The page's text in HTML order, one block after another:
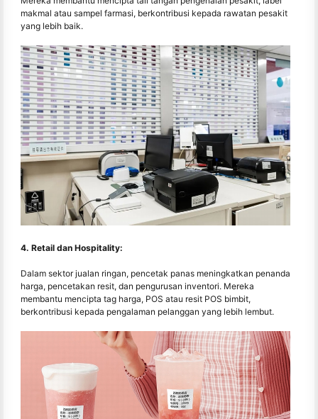
makmal atau sampel farmasi, berkontribusi kepada rawatan pesakit
yang lebih baik.
4. Retail dan Hospitality:
Dalam sektor jualan ringan, pencetak panas meningkatkan penanda
harga, pencetakan resit, dan pengurusan inventori. Mereka
membantu mencipta tag harga, POS atau resit POS bimbit,
berkontribusi kepada pengalaman pelanggan yang lebih lembut.